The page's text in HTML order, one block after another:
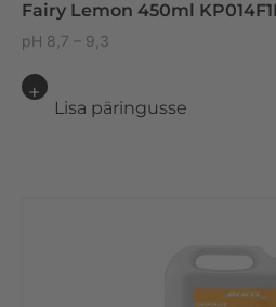
Fairy Lemon 450ml
pH 8,7 – 9,3
Lisa päringusse